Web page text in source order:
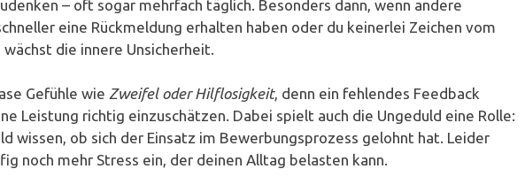
– oft sogar mehrfach täglich. Besonders dann, wenn andere
eine Rückmeldung erhalten haben oder du keinerlei Zeichen vom
die innere Unsicherheit.
Gefühle wie Zweifel oder Hilflosigkeit, denn ein fehlendes Feedback
Leistung richtig einzuschätzen. Dabei spielt auch die Ungeduld eine Rolle:
wissen, ob sich der Einsatz im Bewerbungsprozess gelohnt hat. Leider
noch mehr Stress ein, der deinen Alltag belasten kann.